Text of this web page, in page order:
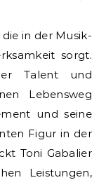
sorgt.
Talent und
Lebensweg
und seine
Figur in der
Toni Gabalier
Leistungen,